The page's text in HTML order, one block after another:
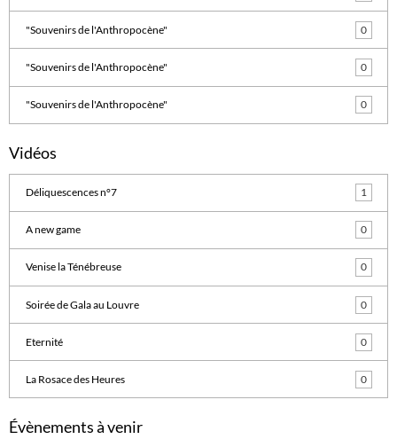
"Souvenirs de l'Anthropocène" 0
"Souvenirs de l'Anthropocène" 0
"Souvenirs de l'Anthropocène" 0
Vidéos
Déliquescences n°7 1
A new game 0
Venise la Ténébreuse 0
Soirée de Gala au Louvre 0
Eternité 0
La Rosace des Heures 0
Évènements à venir